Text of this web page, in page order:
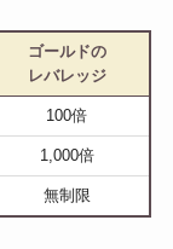
ゴールドの
レバレッジ
100倍
1,000倍
無制限